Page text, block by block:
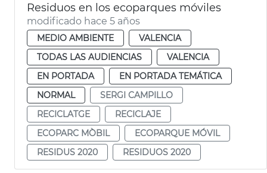
Residuos en los ecoparques móviles
modificado hace 5 años
MEDIO AMBIENTE
VALENCIA
TODAS LAS AUDIENCIAS
VALENCIA
EN PORTADA
EN PORTADA TEMÁTICA
NORMAL
SERGI CAMPILLO
RECICLATGE
RECICLAJE
ECOPARC MÒBIL
ECOPARQUE MÓVIL
RESIDUS 2020
RESIDUOS 2020